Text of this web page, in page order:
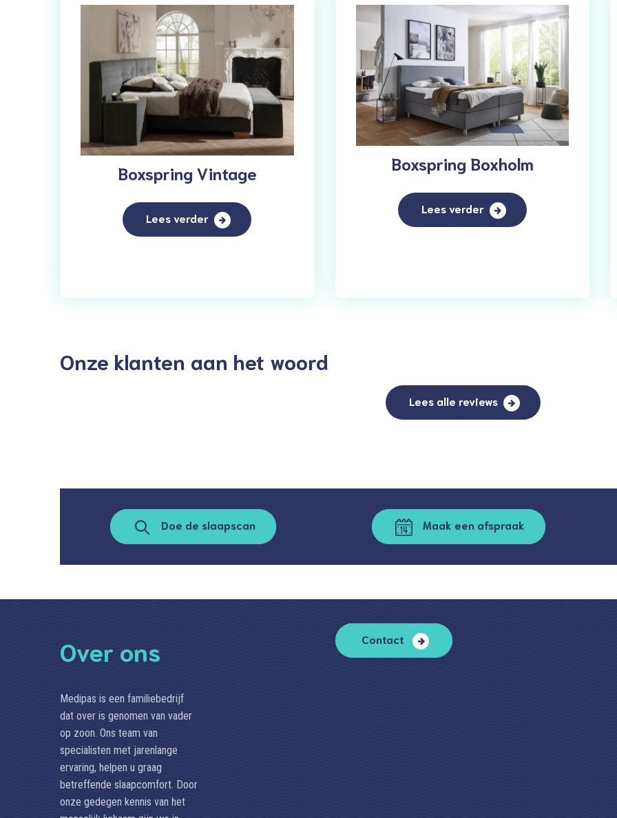
Boxspring Vintage
Lees verder
Boxspring Boxholm
Lees verder
Onze klanten aan het woord
Lees alle reviews
Doe de slaapscan Maak een afspraak
Over ons
Medipas is een familiebedrijf
dat over is genomen van vader
op zoon. Ons team van
specialisten met jarenlange
ervaring, helpen u graag
betreffende slaapcomfort. Door
onze gedegen kennis van het
Contact